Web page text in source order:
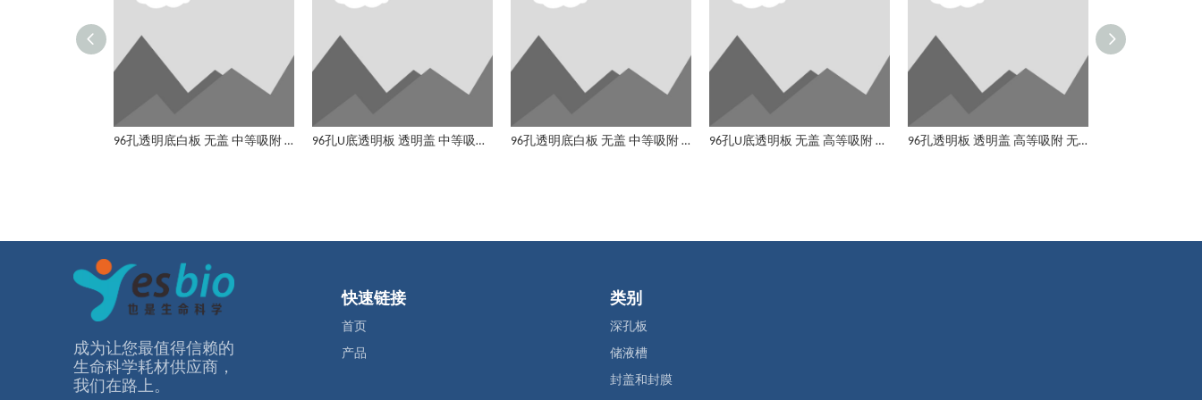
96孔透明底白板 无盖 中等吸附 无菌 96孔U底透明板 透明盖 中等吸附 无菌 96孔透明底白板 无盖 中等吸附 非无菌 96孔U底透明板 无盖 高等吸附 非无菌 96孔透明板 透明盖 高等吸附 无菌
成为让您最值得信赖的
⽣命科学耗材供应商，
我们在路上。
快速链接
首页
产品
类别
深孔板
储液槽
封盖和封膜